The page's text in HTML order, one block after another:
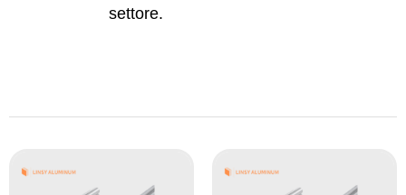
settore.